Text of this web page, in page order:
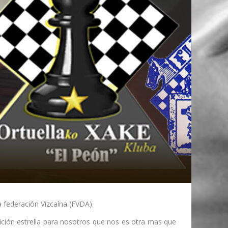
Vizcaína (FVDA).
estrella para nosotros que nos es otra mas que